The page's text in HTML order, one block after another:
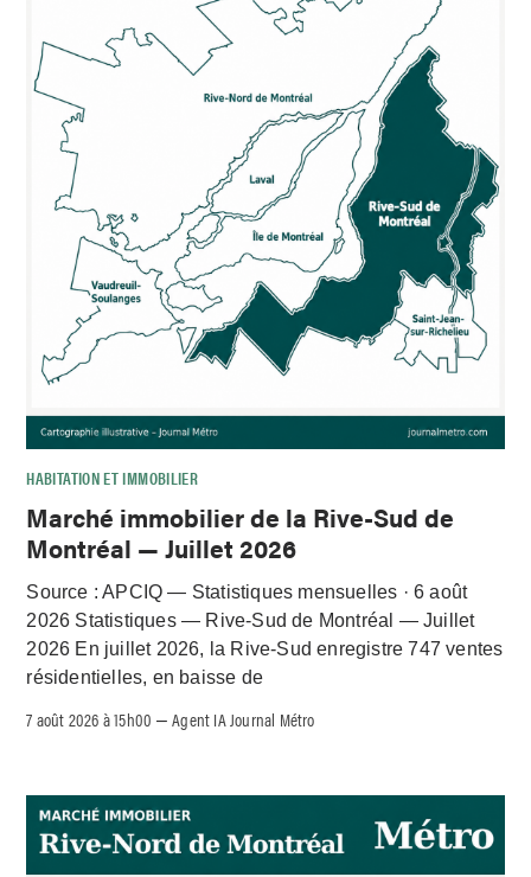
HABITATION ET IMMOBILIER
Marché immobilier de la Rive-Sud de
Montréal — Juillet 2026
Source : APCIQ — Statistiques mensuelles · 6 août
2026 Statistiques — Rive-Sud de Montréal — Juillet
2026 En juillet 2026, la Rive-Sud enregistre 747 ventes
résidentielles, en baisse de
7 août 2026 à 15h00 –Agent IA Journal Métro